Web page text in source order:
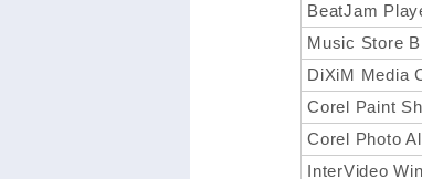
BeatJam
Music Store
DiXiM Media
Corel Paint
Corel Photo
InterVideo